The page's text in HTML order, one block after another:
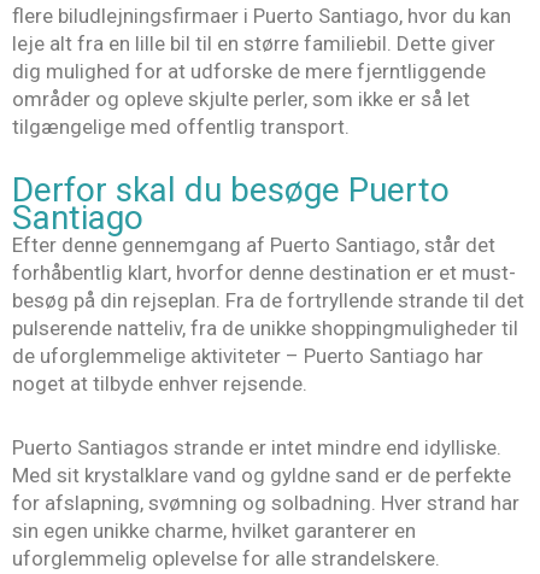
flere biludlejningsfirmaer i Puerto Santiago, hvor du kan
leje alt fra en lille bil til en større familiebil. Dette giver
dig mulighed for at udforske de mere fjerntliggende
områder og opleve skjulte perler, som ikke er så let
tilgængelige med offentlig transport.
Derfor skal du besøge Puerto
Santiago
Efter denne gennemgang af Puerto Santiago, står det
forhåbentlig klart, hvorfor denne destination er et must-
besøg på din rejseplan. Fra de fortryllende strande til det
pulserende natteliv, fra de unikke shoppingmuligheder til
de uforglemmelige aktiviteter – Puerto Santiago har
noget at tilbyde enhver rejsende.
Puerto Santiagos strande er intet mindre end idylliske.
Med sit krystalklare vand og gyldne sand er de perfekte
for afslapning, svømning og solbadning. Hver strand har
sin egen unikke charme, hvilket garanterer en
uforglemmelig oplevelse for alle strandelskere.